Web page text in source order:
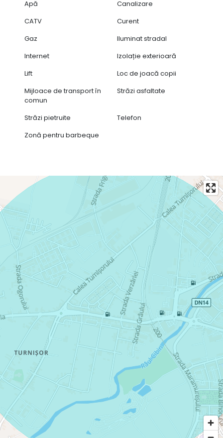
Apă
Canalizare
CATV
Curent
Gaz
Iluminat stradal
Internet
Izolație exterioară
Lift
Loc de joacă copii
Mijloace de transport în
comun
Străzi asfaltate
Străzi pietruite
Telefon
Zonă pentru barbeque